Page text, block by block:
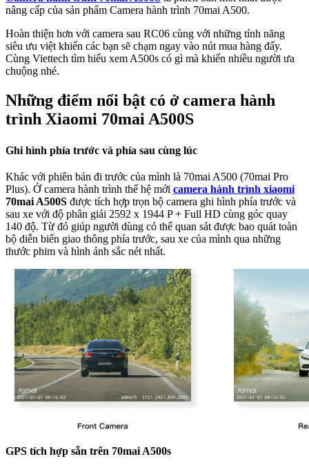
nâng cấp của sản phẩm Camera hành trình 70mai A500.
Hoàn thiện hơn với camera sau RC06 cùng với những tính năng
siêu ưu việt khiến các bạn sẽ chạm ngay vào nút mua hàng đấy.
Cùng Viettech tìm hiểu xem A500s có gì mà khiến nhiều người ưa
chuộng nhé.
Những điểm nổi bật có ở camera hành
trình Xiaomi 70mai A500S
Ghi hình phía trước và phía sau cùng lúc
Khác với phiên bản đi trước của mình là 70mai A500 (70mai Pro
Plus). Ở camera hành trình thế hệ mới camera hành trình xiaomi
70mai A500S được tích hợp trọn bộ camera ghi hình phía trước và
sau xe với độ phân giải 2592 x 1944 P + Full HD cùng góc quay
140 độ. Từ đó giúp người dùng có thể quan sát được bao quát toàn
bộ diễn biến giao thông phía trước, sau xe của mình qua những
thước phim và hình ảnh sắc nét nhất.
GPS tích hợp sẵn trên 70mai A500s